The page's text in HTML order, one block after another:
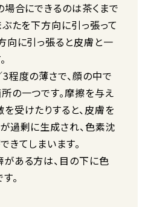
場合にできるのは茶くまで
ぶたを下方向に引っ張って
向に引っ張ると皮膚と一
程度の薄さで、顔の中で
の一つです。摩擦を与え
受けたりすると、皮膚を
過剰に生成され、色素沈
きてしまいます。
ある方は、目の下に色
。